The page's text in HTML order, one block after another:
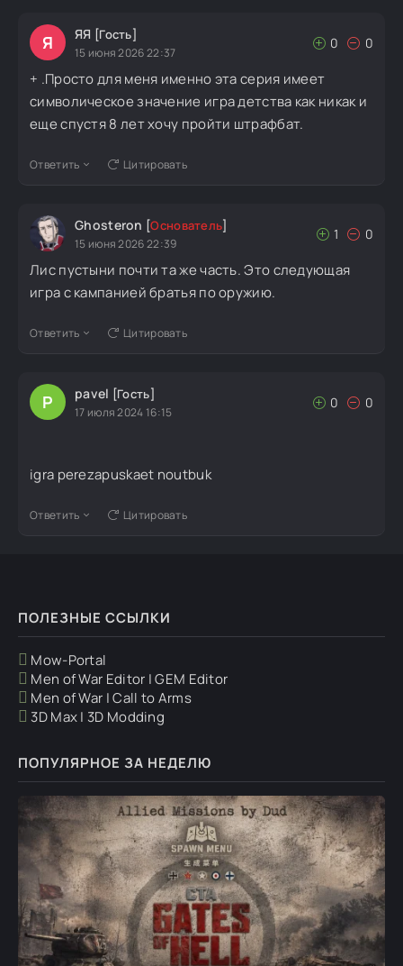
Я ЯЯ [Гость]
15 июня 2026 22:37
0 0
+ .Просто для меня именно эта серия имеет
символическое значение игра детства как никак и
еще спустя 8 лет хочу пройти штрафбат.
Ответить Цитировать
Ghosteron [Основатель]
15 июня 2026 22:39
1 0
Лис пустыни почти та же часть. Это следующая
игра с кампанией братья по оружию.
Ответить Цитировать
P pavel [Гость]
17 июля 2024 16:15
0 0
igra perezapuskaet noutbuk
Ответить Цитировать
ПОЛЕЗНЫЕ ССЫЛКИ
Mow-Portal
Men of War Editor | GEM Editor
Men of War | Call to Arms
3D Max | 3D Modding
ПОПУЛЯРНОЕ ЗА НЕДЕЛЮ